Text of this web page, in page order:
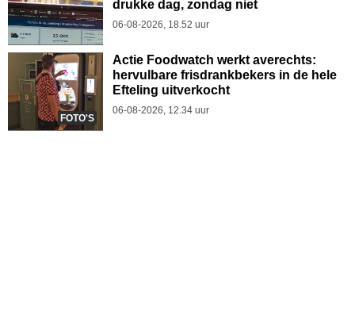
drukke dag, zondag niet
06-08-2026, 18.52 uur
FOTO'S
Actie Foodwatch werkt averechts:
hervulbare frisdrankbekers in de hele
Efteling uitverkocht
06-08-2026, 12.34 uur